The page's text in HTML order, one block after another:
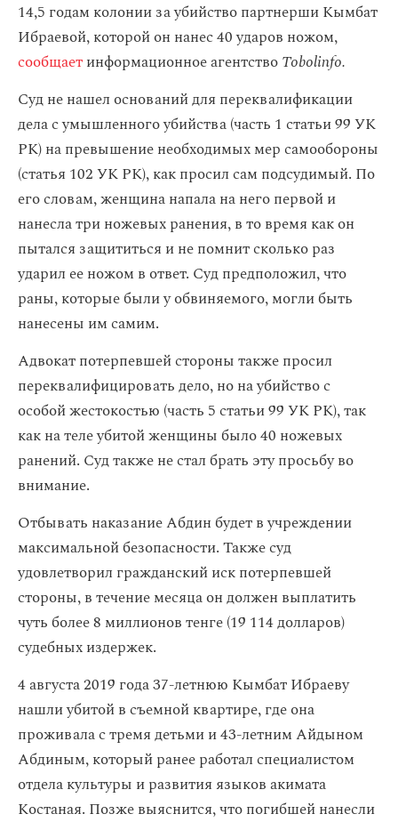
14,5 годам колонии за убийство партнерши Кымбат
Ибраевой, которой он нанес 40 ударов ножом,
сообщаетинформационное агентствоTobolinfo.
Суд не нашел оснований для переквалификации
дела с умышленного убийства (часть 1 статьи 99 УК
РК) на превышение необходимых мер самообороны
(статья 102 УК РК), как просил сам подсудимый. По
его словам, женщина напала на него первой и
нанесла три ножевых ранения, в то время как он
пытался защититься и не помнит сколько раз
ударил ее ножом в ответ. Суд предположил, что
раны, которые были у обвиняемого, могли быть
нанесены им самим.
Адвокат потерпевшей стороны также просил
переквалифицировать дело, но на убийство с
особой жестокостью (часть 5 статьи 99 УК РК), так
как на теле убитой женщины было 40 ножевых
ранений. Суд также не стал брать эту просьбу во
внимание.
Отбывать наказание Абдин будет в учреждении
максимальной безопасности. Также суд
удовлетворил гражданский иск потерпевшей
стороны, в течение месяца он должен выплатить
чуть более 8 миллионов тенге (19 114 долларов)
судебных издержек.
4 августа 2019 года 37-летнюю Кымбат Ибраеву
нашли убитой в съемной квартире, где она
проживала с тремя детьми и 43-летним Айдыном
Абдиным, который ранее работал специалистом
отдела культуры и развития языков акимата
Костаная. Позже выяснится, что погибшей нанесли